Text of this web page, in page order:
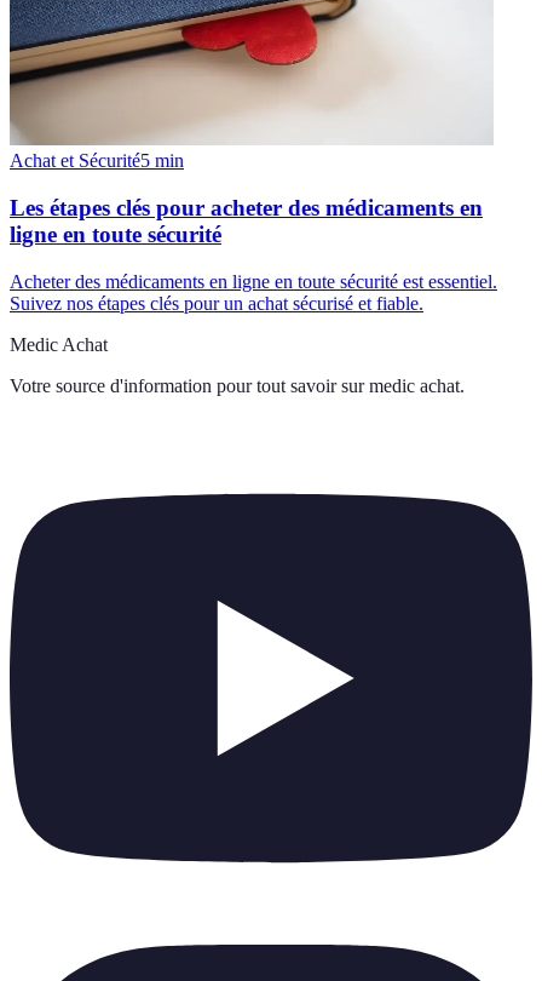
Achat et Sécurité5 min
Les étapes clés pour acheter des médicaments en
ligne en toute sécurité
Acheter des médicaments en ligne en toute sécurité est essentiel.
Suivez nos étapes clés pour un achat sécurisé et fiable.
Medic Achat
Votre source d'information pour tout savoir sur medic achat.